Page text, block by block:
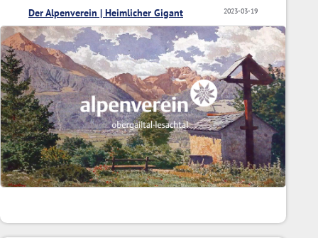
2023-03-19
Der Alpenverein | Heimlicher Gigant